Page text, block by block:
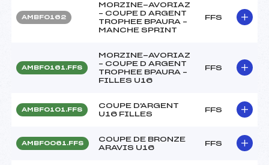
AMBF0162
MORZINE-AVORIAZ
– COUPE D ARGENT
TROPHEE BPAURA –
MANCHE SPRINT
FFS
AMBF0161.FFS
MORZINE-AVORIAZ
– COUPE D ARGENT
TROPHEE BPAURA –
FILLES U16
FFS
AMBF0101.FFS
COUPE D'ARGENT
U16 FILLES
FFS
AMBF0061.FFS
COUPE DE BRONZE
ARAVIS U16
FFS